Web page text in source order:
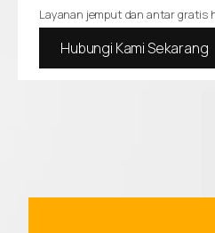
Layanan jemput dan antar gratis
Hubungi Kami Sekarang